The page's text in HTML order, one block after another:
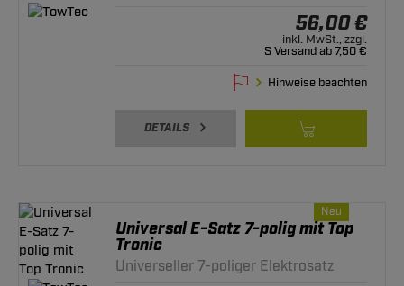
56,00 €
inkl. MwSt., zzgl.
S Versand ab 7,50 €
Hinweise beachten
DETAILS
Neu
Universal E-Satz 7-polig mit Top
Tronic
Universeller 7-poliger Elektrosatz